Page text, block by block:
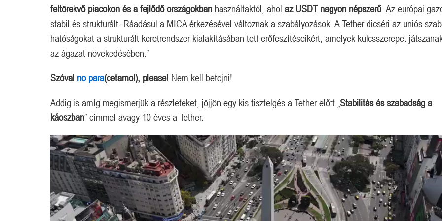
feltörekvő piacokon és a fejlődő országokban használtaktól, ahol az USDT nagyon népszerű . Az európai
stabil és strukturált. Ráadásul a MICA érkezésével változnak a szabályozások. A Tether dicséri az uniós
hatóságokat a strukturált keretrendszer kialakításában tett erőfeszítéseikért, amelyek kulcsszerepet
az ágazat növekedésében.”
Szóval no para(cetamol), please! Nem kell betojni!
Addig is amíg megismerjük a részleteket, jöjjön egy kis tisztelgés a Tether előtt „ Stabilitás és szabadság a
káoszban” címmel avagy 10 éves a Tether.